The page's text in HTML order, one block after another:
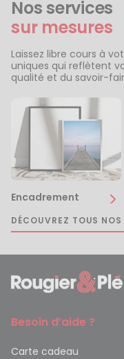
Nos services
sur mesures
Laissez libre cours à
uniques qui reflètent
qualité et du savoir-
Encadrement
DÉCOUVREZ TOUS
Besoin d’aide ?
Carte cadeau